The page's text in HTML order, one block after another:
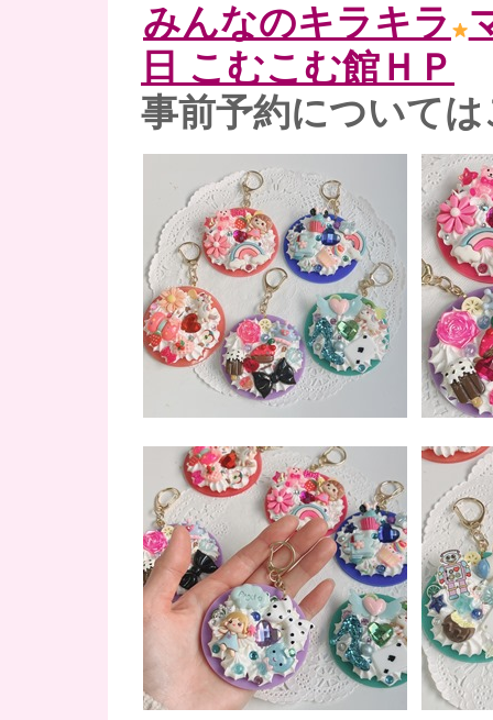
みんなのキラキラ
日 こむこむ館ＨＰ
事前予約について